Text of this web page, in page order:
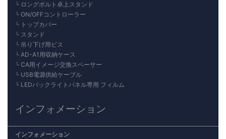
ロングボルト卓上スタンド
ON/OFFコントローラー
トップカバー
スタンド
吊り下げ用ビス
AD-A1用収納ケース
CA用イメージ交換スペーサー
USB電源供給ケーブル
LEDバックライトパネル専用 フィルム
インフォメーション
インフォメーション